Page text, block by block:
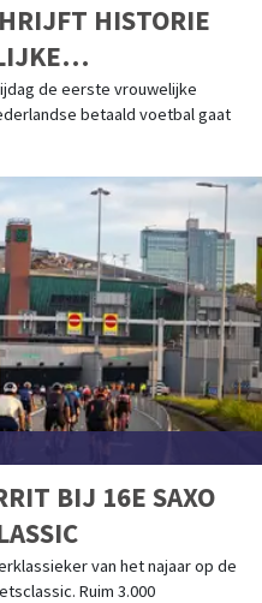
HISTORIE
VOETBAL
de eerste vrouwelijke
betaald voetbal gaat
BIJ 16E SAXO
van het najaar op de
Ruim 3.000